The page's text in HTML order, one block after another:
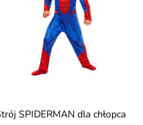
SPIDERMAN dla chłopca